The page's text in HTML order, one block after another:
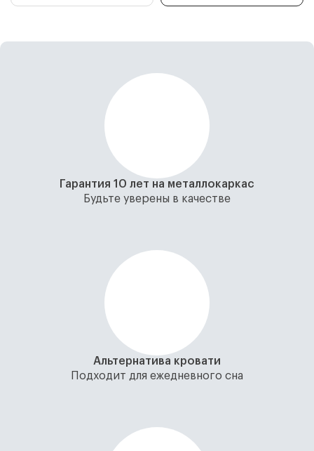
Гарантия 10 лет на металлокаркас
Будьте уверены в качестве
Альтернатива кровати
Подходит для ежедневного сна